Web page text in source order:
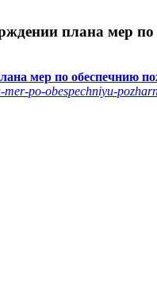
плана мер
мер по обеспечнию
po-obespechniyu-